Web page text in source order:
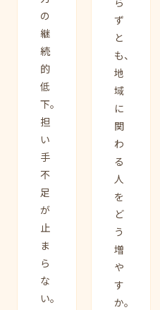
の
継
続
的
低
下。
担
い
手
不
足
が
止
ま
ら
な
い。
ず
と
も、
地
域
に
関
わ
る
人
を
ど
う
増
や
す
か。